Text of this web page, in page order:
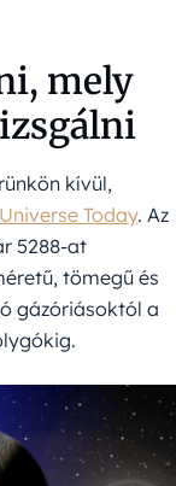
mely
kívül,
Universe Today. Az
5288-at
tömegű és
gázóriásoktól a